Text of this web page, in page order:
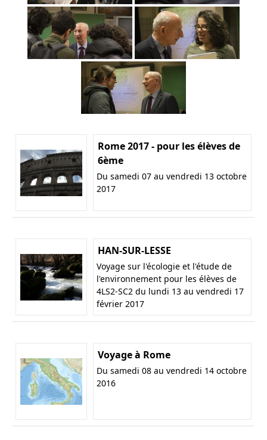
Rome 2017 - pour les élèves de
6ème
Du samedi 07 au vendredi 13 octobre
2017
HAN-SUR-LESSE
Voyage sur l'écologie et l'étude de
l'environnement pour les élèves de
4LS2-SC2 du lundi 13 au vendredi 17
février 2017
Voyage à Rome
Du samedi 08 au vendredi 14 octobre
2016